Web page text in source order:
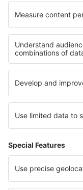
Cazare în Parcul
Cazare in Insula
Cazare în Parcul
Cazare in Mafikeng
Cazare in Voievodatul